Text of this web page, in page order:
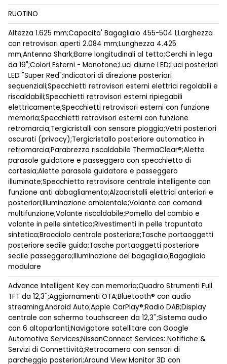
RUOTINO
Altezza 1.625 mm;Capacita' Bagagliaio 455-504 l;Larghezza
con retrovisori aperti 2.084 mm;Lunghezza 4.425
mm;Antenna Shark;Barre longitudinali al tetto;Cerchi in lega
da 19";Colori Esterni - Monotone;Luci diurne LED;Luci posteriori
LED "Super Red";Indicatori di direzione posteriori
sequenziali;Specchietti retrovisori esterni elettrici regolabili e
riscaldabili;Specchietti retrovisori esterni ripiegabili
elettricamente;Specchietti retrovisori esterni con funzione
memoria;Specchietti retrovisori esterni con funzione
retromarcia;Tergicristalli con sensore pioggia;Vetri posteriori
oscurati (privacy);Tergicristallo posteriore automatico in
retromarcia;Parabrezza riscaldabile ThermaClear®;Alette
parasole guidatore e passeggero con specchietto di
cortesia;Alette parasole guidatore e passeggero
illuminate;Specchietto retrovisore centrale intelligente con
funzione anti abbagliamento;Alzacristalli elettrici anteriori e
posteriori;Illuminazione ambientale;Volante con comandi
multifunzione;Volante riscaldabile;Pomello del cambio e
volante in pelle sintetica;Rivestimenti in pelle trapuntata
sintetica;Bracciolo centrale posteriore;Tasche portaoggetti
posteriore sedile guida;Tasche portaoggetti posteriore
sedile passeggero;Illuminazione del bagagliaio;Bagagliaio
modulare
Advance Intelligent Key con memoria;Quadro Strumenti Full
TFT da 12,3'';Aggiornamenti OTA;Bluetooth® con audio
streaming;Android Auto;Apple CarPlay®;Radio DAB;Display
centrale con schermo touchscreen da 12,3'';Sistema audio
con 6 altoparlanti;Navigatore satellitare con Google
Automotive Services;NissanConnect Services: Notifiche &
Servizi di Connettività;Retrocamera con sensori di
parcheggio posteriori;Around View Monitor 3D con